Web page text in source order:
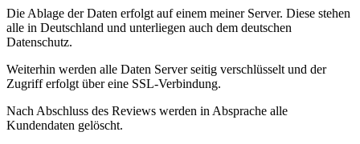
Die Ablage der Daten erfolgt auf einem meiner Server. Diese stehen
alle in Deutschland und unterliegen auch dem deutschen
Datenschutz.
Weiterhin werden alle Daten Server seitig verschlüsselt und der
Zugriff erfolgt über eine SSL-Verbindung.
Nach Abschluss des Reviews werden in Absprache alle
Kundendaten gelöscht.